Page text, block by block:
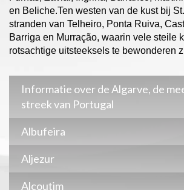
en Beliche.Ten westen van de kust bij
stranden van Telheiro, Ponta Ruiva,
Barriga en Murração, waarin vele steile
rotsachtige uitsteeksels te bewonderen
Informatie over de Algarve, de
streek van Portugal
Albufeira
Aljezur
Alcoutim